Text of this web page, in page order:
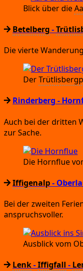
Blick über die
Betelberg -
Die vier­te
Der
Rinderberg -
Auch bei der drit­ten
zur Sache.
Die Horn­flue
Iffigenalp-
Bei der zwei­ten
anspruchsvoller.
Aus­blick vom
Lenk-Iffigfall -